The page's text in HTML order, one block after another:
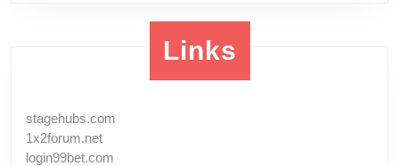
Links
stagehubs.com
1x2forum.net
login99bet.com